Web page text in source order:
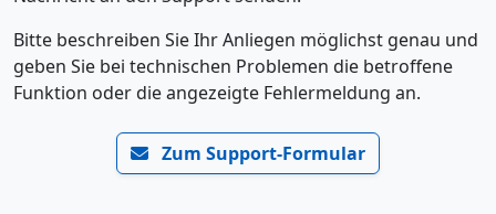
Bitte beschreiben Sie Ihr Anliegen möglichst genau und
geben Sie bei technischen Problemen die betroffene
Funktion oder die angezeigte Fehlermeldung an.
Zum Support-Formular